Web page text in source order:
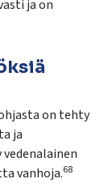
ja on
on tehty
ja
vanhoja.68